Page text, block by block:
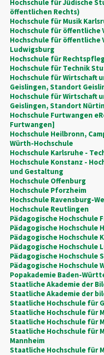
Hochschule für Jüdische
öffentlichen Rechts)
Hochschule für Musik
Hochschule für öffentliche
Hochschule für öffentliche
Ludwigsburg
Hochschule für
Hochschule für Technik
Hochschule für Wirtschaft
Geislingen, Standort
Hochschule für Wirtschaft
Geislingen, Standort
Hochschule Furtwangen
Furtwangen]
Hochschule Heilbronn,
Würth-Hochschule
Hochschule Karlsruhe -
Hochschule Konstanz -
und Gestaltung
Hochschule Offenburg
Hochschule Pforzheim
Hochschule Ravensburg-
Hochschule Reutlingen
Pädagogische Hochschule
Pädagogische Hochschule
Pädagogische Hochschule
Pädagogische Hochschule
Pädagogische Hochschule
Pädagogische Hochschule
Popakademie Baden-
Staatliche Akademie der
Staatliche Akademie der
Staatliche Hochschule für
Staatliche Hochschule für
Staatliche Hochschule für
Staatliche Hochschule für
Mannheim
Staatliche Hochschule für